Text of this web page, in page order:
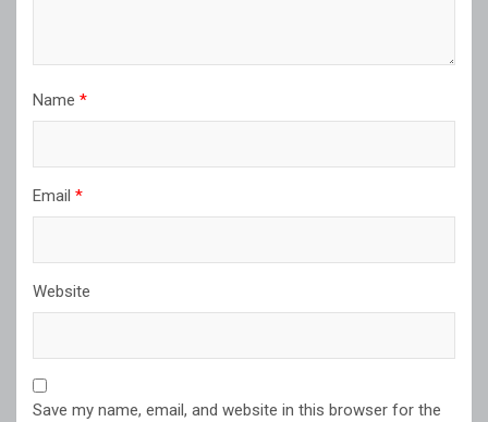
Name *
Email *
Website
Save my name, email, and website in this browser for the